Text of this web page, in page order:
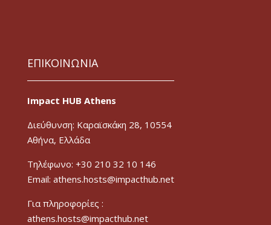
ΕΠΙΚΟΙΝΩΝΙΑ
Impact HUB Athens
Διεύθυνση: Καραϊσκάκη 28, 10554
Αθήνα, Ελλάδα
Τηλέφωνο: +30 210 32 10 146
Email: athens.hosts@impacthub.net
Για πληροφορίες :
athens.hosts@impacthub.net